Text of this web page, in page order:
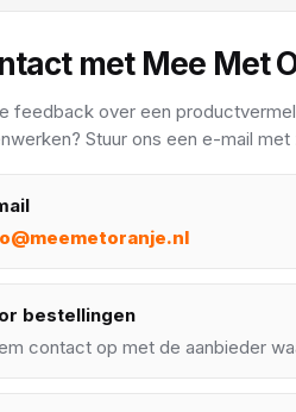
met Mee Met
feedback over een
Stuur ons een e-mail
bestellingen
contact op met de aanbieder